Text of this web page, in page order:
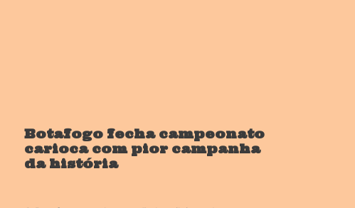
Botafogo fecha campeonato
carioca com pior campanha
da história